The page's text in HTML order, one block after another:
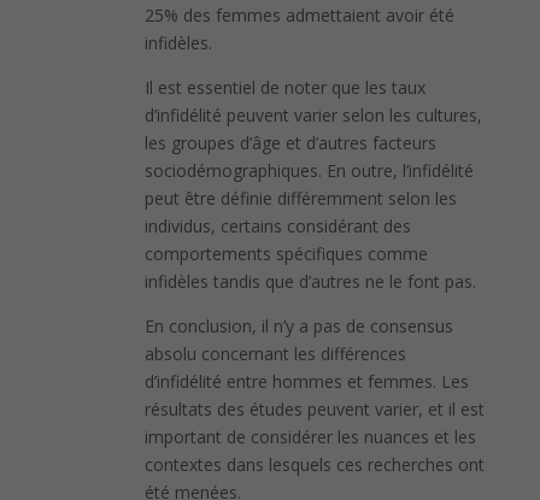
25% des femmes admettaient avoir été
infidèles.
Il est essentiel de noter que les taux
d’infidélité peuvent varier selon les cultures,
les groupes d’âge et d’autres facteurs
sociodémographiques. En outre, l’infidélité
peut être définie différemment selon les
individus, certains considérant des
comportements spécifiques comme
infidèles tandis que d’autres ne le font pas.
En conclusion, il n’y a pas de consensus
absolu concernant les différences
d’infidélité entre hommes et femmes. Les
résultats des études peuvent varier, et il est
important de considérer les nuances et les
contextes dans lesquels ces recherches ont
été menées.